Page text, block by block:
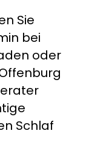
Sie
bei
oder
Schlaf